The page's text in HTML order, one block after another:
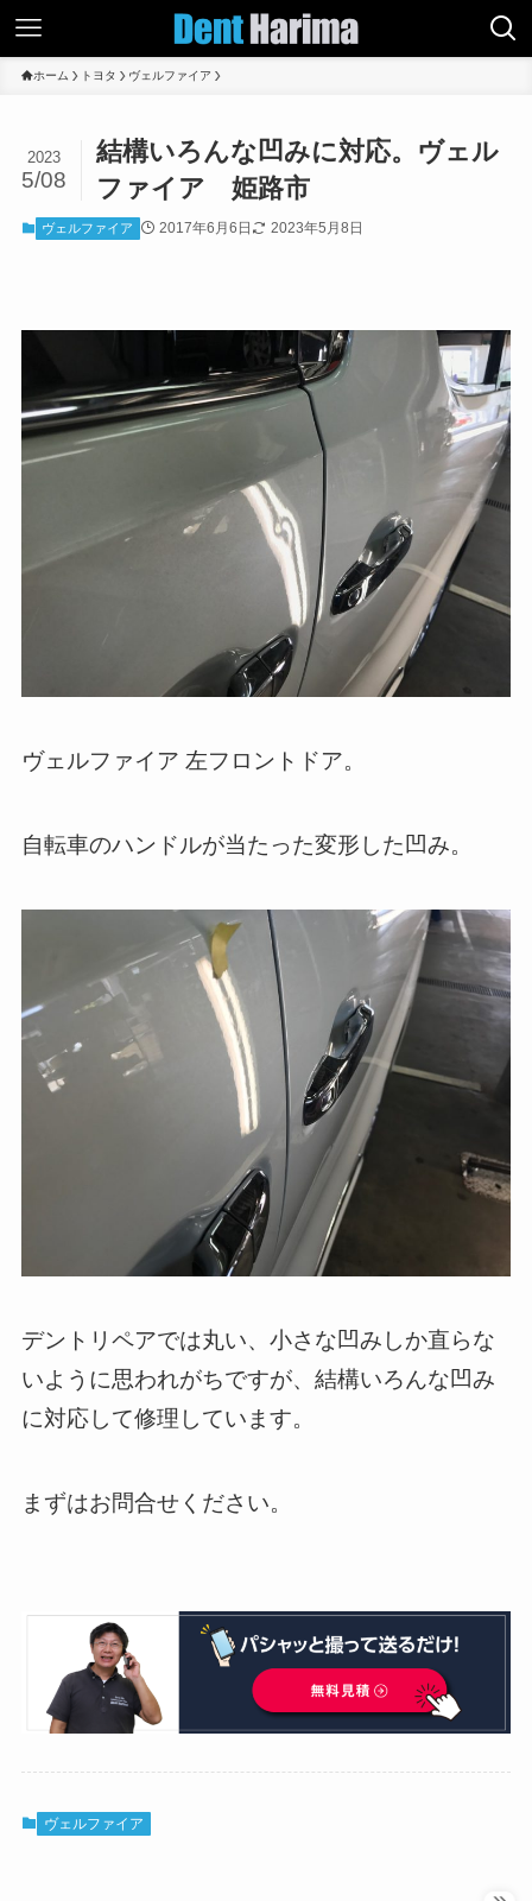
ホーム トヨタ ヴェルファイア
結構いろんな凹みに対応。ヴェル
ファイア 姫路市
2023
5/08
ヴェルファイア 2017年6月6日 2023年5月8日
ヴェルファイア 左フロントドア。
自転車のハンドルが当たった変形した凹み。
デントリペアでは丸い、小さな凹みしか直らな
いように思われがちですが、結構いろんな凹み
に対応して修理しています。
まずはお問合せください。
ヴェルファイア